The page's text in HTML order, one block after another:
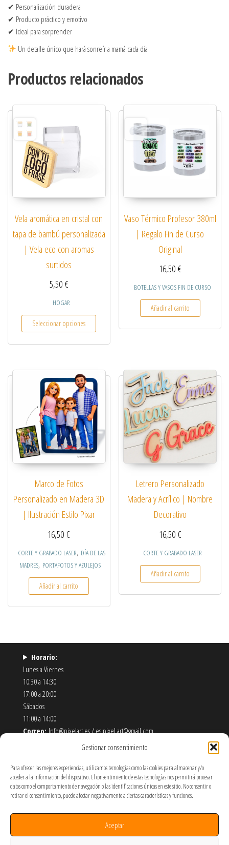
Gestionar consentimiento
Para ofrecer las mejores experiencias, utilizamos tecnologías como las cookies para almacenar y/o
acceder a la información del dispositivo. El consentimiento de estas tecnologías nos permitirá procesar
datos como el comportamiento de navegación o las identificaciones únicas en este sitio. No consentir o
retirar el consentimiento, puede afectar negativamente a ciertas características y funciones.
Aceptar
✔ Personalización duradera
✔ Producto práctico y emotivo
✔ Ideal para sorprender
Un detalle único que hará sonreír a mamá cada día
Productos relacionados
Vela aromática en cristal con
tapa de bambú personalizada
| Vela eco con aromas
surtidos
5,50€
HOGAR
Seleccionar opciones
Este producto tiene múltiples variantes. Las
Vaso Térmico Profesor 380ml
| Regalo Fin de Curso
Original
16,50€
BOTELLAS Y VASOS FIN DE CURSO
Añadir al carrito
Marco de Fotos
Personalizado en Madera 3D
| Ilustración Estilo Pixar
16,50€
CORTE Y GRABADO LASER, DÍA DE LAS
MADRES, PORTAFOTOS Y AZULEJOS
Añadir al carrito
Letrero Personalizado
Madera y Acrílico | Nombre
Decorativo
16,50€
CORTE Y GRABADO LASER
Añadir al carrito
Horario:
Lunes a Viernes
10:30 a 14:30
17:00 a 20:00
Sábados
11:00 a 14:00
Correo: Info@pixelart.es / es.pixel.art@gmail.com
910 56 55 72
Móstoles-Madrid
Política de Envíos y Devoluciones